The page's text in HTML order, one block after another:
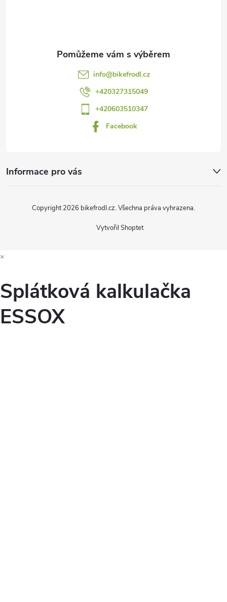
info@bikefrodl.cz
+420327315049
+420603510347
Facebook
Informace pro vás
Vytvořil Shoptet
Copyright 2026 bikefrodl.cz. Všechna práva vyhrazena.
×
Splátková kalkulačka
ESSOX